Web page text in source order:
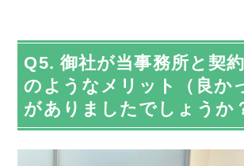
Q5. 御社が当事務所と契
のようなメリット（良か
がありましたでしょうか